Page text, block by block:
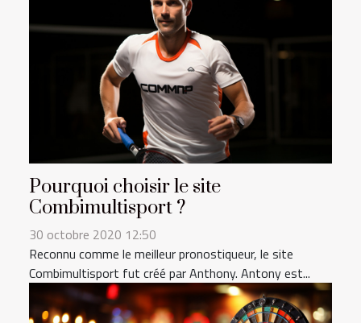
Pourquoi choisir le site
Combimultisport ?
30 octobre 2020 12:50
Reconnu comme le meilleur pronostiqueur, le site
Combimultisport fut créé par Anthony. Antony est...